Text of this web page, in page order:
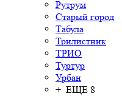
Рутрум
Старый город
Табула
Трилистник
ТРИО
Туртур
Урбан
+ ЕЩЕ 8